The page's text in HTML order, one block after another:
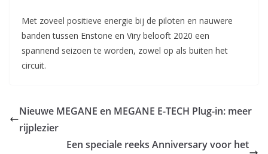
Met zoveel positieve energie bij de piloten en nauwere
banden tussen Enstone en Viry belooft 2020 een
spannend seizoen te worden, zowel op als buiten het
circuit.
Nieuwe MEGANE en MEGANE E-TECH Plug-in: meer
rijplezier
Een speciale reeks Anniversary voor het